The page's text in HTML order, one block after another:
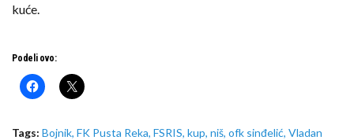
kuće.
Podeli ovo:
Tags: Bojnik, FK Pusta Reka, FSRIS, kup, niš, ofk sinđelić, Vladan